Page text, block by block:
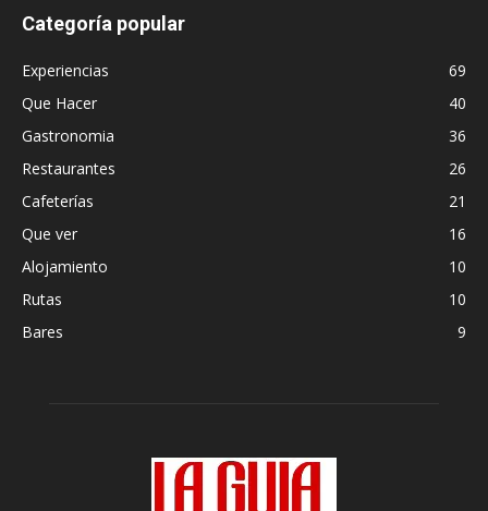
Categoría popular
Experiencias
69
Que Hacer
40
Gastronomia
36
Restaurantes
26
Cafeterías
21
Que ver
16
Alojamiento
10
Rutas
10
Bares
9